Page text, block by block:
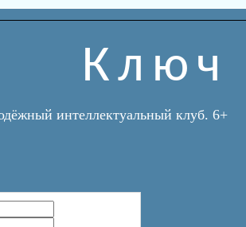
Ключ
интеллектуальный клуб. 6+